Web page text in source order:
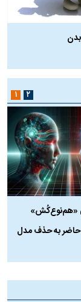
به حذف مدل
۱ ۲